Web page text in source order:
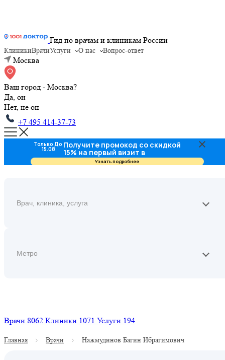
Гид по врачам и клиникам России
КлиникиВрачиУслуги О нас Вопрос-ответ
Москва
Ваш город - Москва?
Да, он
Нет, не он
+7 495 414-37-73
Врачи 8062 Клиники 1071 Услуги 194
Главная Врачи Нажмудинов Багин Ибрагимович
Только До
15.08 Получите промокод со скидкой
15% на первый визит в
стоматологию
Узнать подробнее